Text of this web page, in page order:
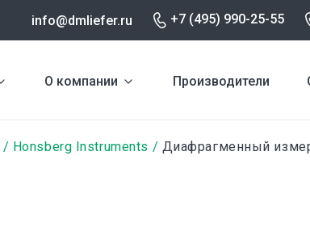
info@dmliefer.ru +7 (495) 990-25-55
О компании Производители
Honsberg Instruments Диафрагменный